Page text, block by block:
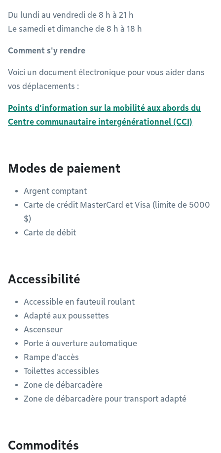
Du lundi au vendredi de 8 h à 21 h
Le samedi et dimanche de 8 h à 18 h
Comment s'y rendre
Voici un document électronique pour vous aider dans
vos déplacements :
Points d’information sur la mobilité aux abords du
Centre communautaire intergénérationnel (CCI)
Modes de paiement
Argent comptant
Carte de crédit MasterCard et Visa (limite de 5000
$)
Carte de débit
Accessibilité
Accessible en fauteuil roulant
Adapté aux poussettes
Ascenseur
Porte à ouverture automatique
Rampe d'accès
Toilettes accessibles
Zone de débarcadère
Zone de débarcadère pour transport adapté
Commodités